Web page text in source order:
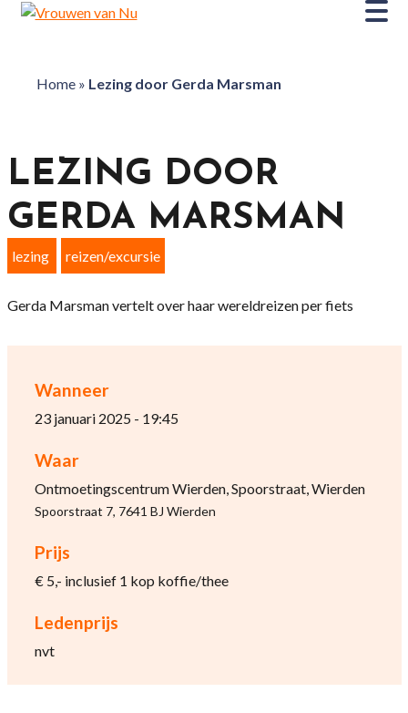
Home» Lezing door Gerda Marsman
Wanneer
23 januari 2025 - 19:45
Waar
Ontmoetingscentrum Wierden, Spoorstraat, Wierden
Spoorstraat 7, 7641 BJ Wierden
Prijs
€ 5,- inclusief 1 kop koffie/thee
Ledenprijs
nvt
LEZING DOOR
GERDA MARSMAN
lezing reizen/excursie
Gerda Marsman vertelt over haar wereldreizen per fiets